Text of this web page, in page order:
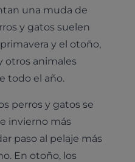
una muda de
y gatos suelen
y el otoño,
otros animales
todo el año.
perros y gatos se
invierno más
paso al pelaje más
En otoño, los